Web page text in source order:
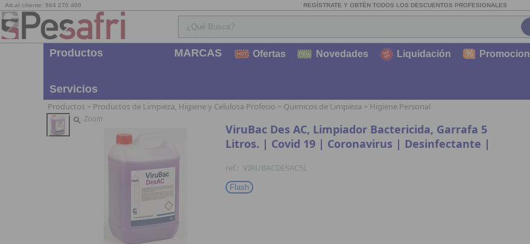
Att.al cliente: 964 270 400 REGÍSTRATE Y OBTÉN TODOS LOS DESCUENTOS PROFESIONALES
Productos
Servicios
MARCAS Ofertas Novedades Liquidación Promocion
Productos > Productos de Limpieza, Higiene y Celulosa Profesio > Quimicos de Limpieza > Higiene Personal
Zoom
ViruBac Des AC, Limpiador Bactericida, Garrafa 5
Litros. | Covid 19 | Coronavirus | Desinfectante |
ref.: VIRUBACDESAC5L
Flash